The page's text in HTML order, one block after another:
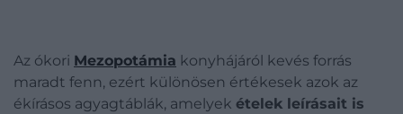
Az ókori Mezopotámia konyhájáról kevés forrás
maradt fenn, ezért különösen értékesek azok az
ékírásos agyagtáblák, amelyek ételek leírásait is